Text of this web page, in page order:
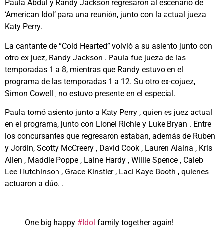
Paula Abdul y Randy Jackson regresaron al escenario de
‘American Idol’ para una reunión, junto con la actual jueza
Katy Perry.
La cantante de “Cold Hearted” volvió a su asiento junto con
otro ex juez, Randy Jackson . Paula fue jueza de las
temporadas 1 a 8, mientras que Randy estuvo en el
programa de las temporadas 1 a 12. Su otro ex-cojuez,
Simon Cowell , no estuvo presente en el especial.
Paula tomó asiento junto a Katy Perry , quien es juez actual
en el programa, junto con Lionel Richie y Luke Bryan . Entre
los concursantes que regresaron estaban, además de Ruben
y Jordin, Scotty McCreery , David Cook , Lauren Alaina , Kris
Allen , Maddie Poppe , Laine Hardy , Willie Spence , Caleb
Lee Hutchinson , Grace Kinstler , Laci Kaye Booth , quienes
actuaron a dúo. .
One big happy #Idol family together again!